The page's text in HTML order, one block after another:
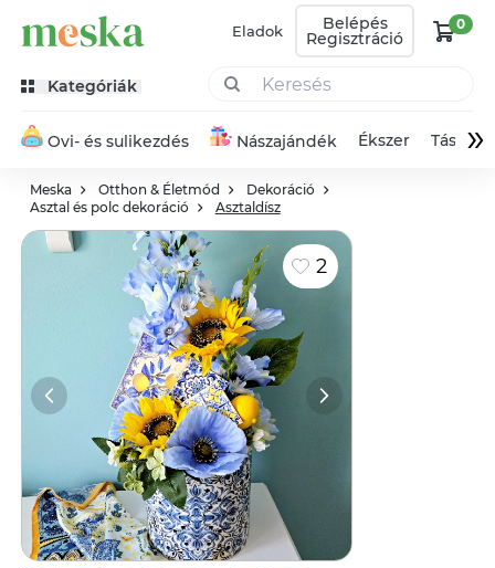
Eladok Belépés
Regisztráció
0
Kategóriák
Ovi- és sulikezdés Nászajándék Ékszer Táska»
Meska Otthon & Életmód
Dekoráció
Asztal és polc dekoráció
Asztaldísz
2